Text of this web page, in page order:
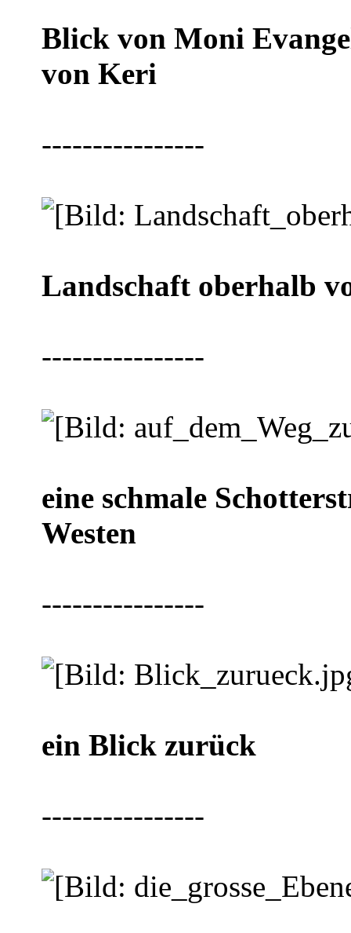
Blick von Moni
von Keri
----------------
Landschaft oberhalb
----------------
eine schmale
Westen
----------------
ein Blick zurück
----------------